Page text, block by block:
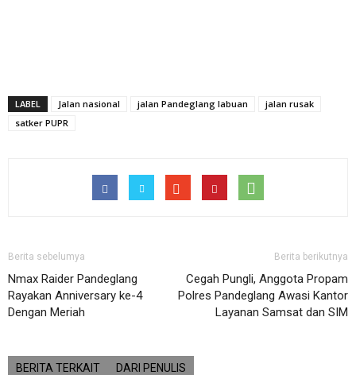
LABEL Jalan nasional jalan Pandeglang labuan
jalan rusak
satker PUPR
Berita sebelumya
Nmax Raider Pandeglang
Rayakan Anniversary ke-4
Dengan Meriah
Berita berikutnya
Cegah Pungli, Anggota Propam
Polres Pandeglang Awasi Kantor
Layanan Samsat dan SIM
BERITA TERKAIT DARI PENULIS